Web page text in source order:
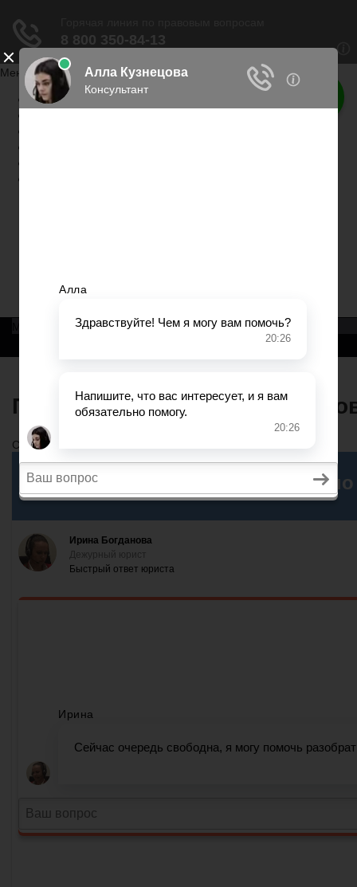
Меню сайта
Главная
Причины для списания
Содержание